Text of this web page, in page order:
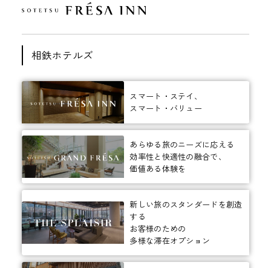
相鉄ホテルズ
スマート・ステイ、
スマート・バリュー
あらゆる旅のニーズに応える
効率性と快適性の融合で、
価値ある体験を
新しい旅のスタンダードを創造
する
お客様のための
多様な滞在オプション